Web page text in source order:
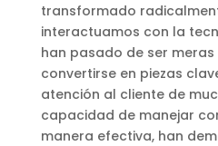
transformado
interactuamos con la
han pasado de ser
convertirse en piezas
atención al cliente de
capacidad de manejar
manera efectiva, han